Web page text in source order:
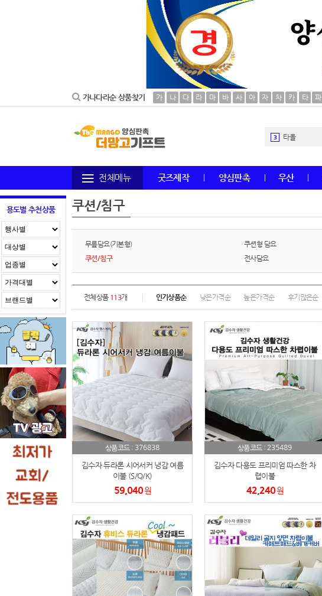
가나다라순 상품찾기 가 나 다 라 마 바 사 아 자 차 카 타 파
3 타올
5 볼펜
양심판촉
7
파우치
11 usb
12 보조배터리
13 송월타올
14 에코백
15 AP-100025
16
17 AP-100050
노트
20 구급
전체메뉴 굿즈제작 양심판촉 우산
용도별 추천상품 쿠션/침구
무릎담요(기본형) 쿠션형 담요
쿠션/침구
전사담요
전체상품 113개 인기상품순 낮은가격순 높은가격순 후기많은순
상품코드 : 376838
김수자 듀라론 시어서커 냉감 여름
이불 (S/Q/K)
59,040원
상품코드 : 235489
김수자 다용도 프리미엄 따스한 차
렵이불
42,240원